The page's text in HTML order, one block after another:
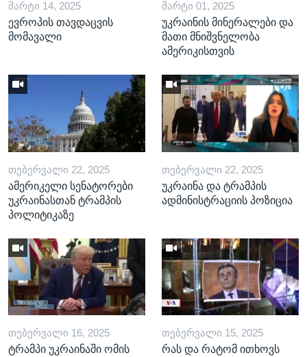
ᲛᲐᲠᲢᲘ 14, 2025
ევროპის თავდაცვის
მომავალი
ᲛᲐᲠᲢᲘ 01, 2025
უკრაინის მინერალები და
მათი მნიშვნელობა
ამერიკისთვის
ᲗᲔᲑᲔᲠᲕᲐᲚᲘ 22, 2025
ამერიკელი სენატორები
უკრაინასთან ტრამპის
პოლიტიკაზე
ᲗᲔᲑᲔᲠᲕᲐᲚᲘ 22, 2025
უკრაინა და ტრამპის
ადმინისტრაციის პოზიცია
ᲗᲔᲑᲔᲠᲕᲐᲚᲘ 16, 2025
ტრამპი უკრაინაში ომის
ᲗᲔᲑᲔᲠᲕᲐᲚᲘ 15, 2025
რას და რატომ ითხოვს